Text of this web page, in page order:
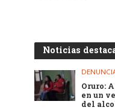
Noticias
Oruro:
en un
del